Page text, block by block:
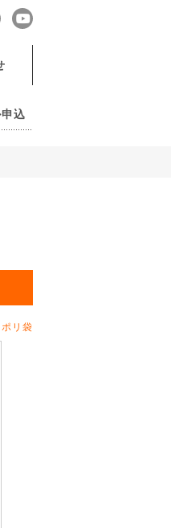
込
ポリ袋